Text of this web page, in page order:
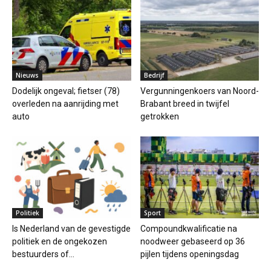
Nieuws
Dodelijk ongeval; fietser (78)
overleden na aanrijding met
auto
Bedrijf
Vergunningenkoers van Noord-
Brabant breed in twijfel
getrokken
Politiek
Is Nederland van de gevestigde
politiek en de ongekozen
bestuurders of...
Sport
Compoundkwalificatie na
noodweer gebaseerd op 36
pijlen tijdens openingsdag